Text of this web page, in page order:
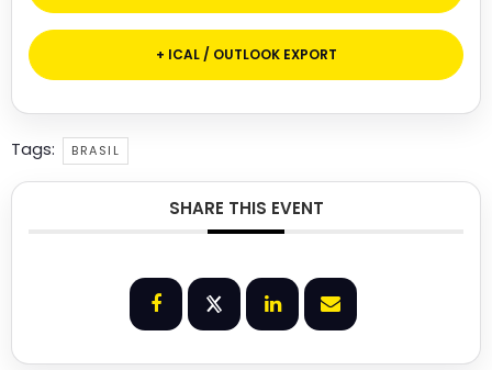
+ ICAL / OUTLOOK EXPORT
Tags: BRASIL
SHARE THIS EVENT